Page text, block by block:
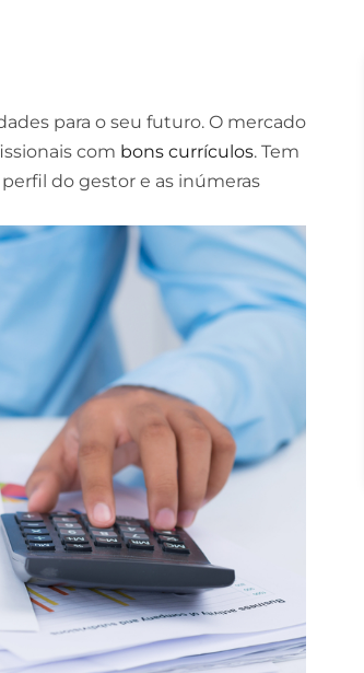
para o seu futuro. O mercado
com bons currículos. Tem
do gestor e as inúmeras